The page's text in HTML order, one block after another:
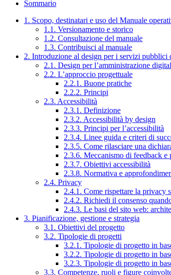
Sommario
1. Scopo, destinatari e uso del Manuale
1.1. Versionamento e storico
1.2. Consultazione del manuale
1.3. Contribuisci al manuale
2. Introduzione al design per i servizi pubblici
2.1. Design per l’amministrazione
2.2. L’approccio progettuale
2.2.1. Buone pratiche
2.2.2. Principi
2.3. Accessibilità
2.3.1. Definizione
2.3.2. Accessibilità by design
2.3.3. Principi per l’accessibilità
2.3.4. Linee guida e criteri di
2.3.5. Come rilasciare una
2.3.6. Meccanismo di feedback e
2.3.7. Obiettivi accessibilità
2.3.8. Normativa e
2.4. Privacy
2.4.1. Come rispettare la privacy
2.4.2. Richiedi il consenso
2.4.3. Le basi del sito web:
3. Pianificazione, gestione e strategia
3.1. Obiettivi del progetto
3.2. Tipologie di progetti
3.2.1. Tipologie di progetto in
3.2.2. Tipologie di progetto in
3.2.3. Tipologie di progetto in
3.3. Competenze, ruoli e figure